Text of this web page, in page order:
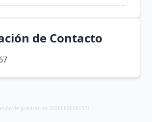
de Contacto
de publicación 20260806061521